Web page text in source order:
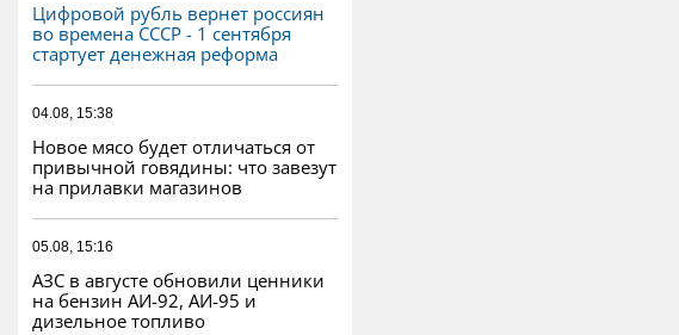
Цифровой рубль вернет россиян
во времена СССР - 1 сентября
стартует денежная реформа
04.08, 15:38
Новое мясо будет отличаться от
привычной говядины: что завезут
на прилавки магазинов
05.08, 15:16
АЗС в августе обновили ценники
на бензин АИ-92, АИ-95 и
дизельное топливо